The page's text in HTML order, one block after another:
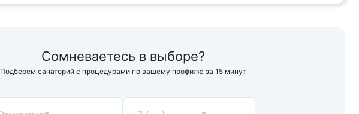
Сомневаетесь в выборе?
Подберем санаторий с процедурами по вашему профилю за 15 минут